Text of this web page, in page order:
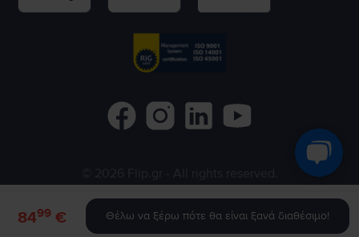
8499 € Θέλω να ξέρω πότε θα είναι ξανά διαθέσιμο!